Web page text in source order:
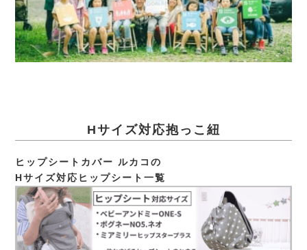
Hサイズ対応抱っこ紐
ヒップシートカバー ルカコの
Hサイズ対応ヒップシート一覧